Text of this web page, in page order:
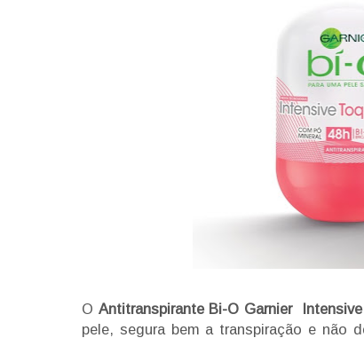
O Antitranspirante Bi-O Garnier
pele, segura bem a transpiração e não